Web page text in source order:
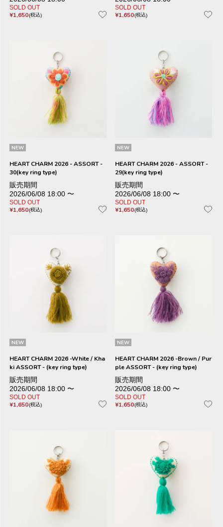
SOLD OUT
¥1,650 税込
SOLD OUT
¥1,650 税込
NEW
HEART CHARM 2026 - ASSORT -
30(key ring type)
販売期間
2026/06/08 18:00 〜
SOLD OUT
¥1,650 税込
NEW
HEART CHARM 2026 - ASSORT -
29(key ring type)
販売期間
2026/06/08 18:00 〜
SOLD OUT
¥1,650 税込
NEW
HEART CHARM 2026 -White / Kha
ki ASSORT - (key ring type)
販売期間
2026/06/08 18:00 〜
SOLD OUT
¥1,650 税込
NEW
HEART CHARM 2026 -Brown / Pur
ple ASSORT - (key ring type)
販売期間
2026/06/08 18:00 〜
SOLD OUT
¥1,650 税込